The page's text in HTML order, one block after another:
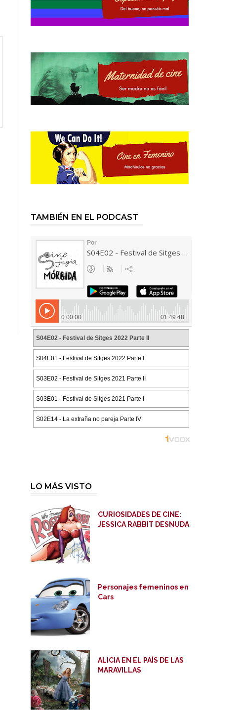
TAMBIÉN EN EL PODCAST
LO MÁS VISTO
CURIOSIDADES DE CINE:
JESSICA RABBIT DESNUDA
Personajes femeninos en
Cars
ALICIA EN EL PAÍS DE LAS
MARAVILLAS